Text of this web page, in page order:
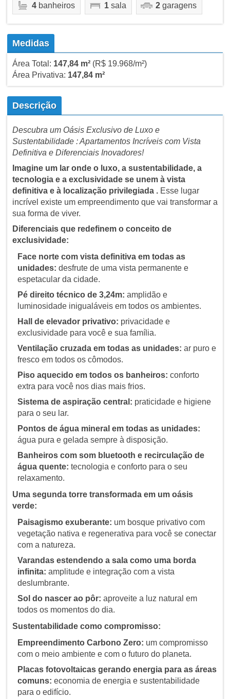
4banheiros 1sala 2garagens
Medidas
Área Total: 147,84 m²(R$ 19.968/m²)
Área Privativa: 147,84 m²
Descrição
Descubra um Oásis Exclusivo de Luxo e
Sustentabilidade : Apartamentos Incríveis com Vista
Definitiva e Diferenciais Inovadores!
Imagine um lar onde o luxo, a sustentabilidade, a
tecnologia e a exclusividade se unem à vista
definitiva e à localização privilegiada .Esse lugar
incrível existe um empreendimento que vai transformar a
sua forma de viver.
Diferenciais que redefinem o conceito de
exclusividade:
Face norte com vista definitiva em todas as
unidades: desfrute de uma vista permanente e
espetacular da cidade.
Pé direito técnico de 3,24m: amplidão e
luminosidade inigualáveis em todos os ambientes.
Hall de elevador privativo: privacidade e
exclusividade para você e sua família.
Ventilação cruzada em todas as unidades: ar puro e
fresco em todos os cômodos.
Piso aquecido em todos os banheiros: conforto
extra para você nos dias mais frios.
Sistema de aspiração central: praticidade e higiene
para o seu lar.
Pontos de água mineral em todas as unidades:
água pura e gelada sempre à disposição.
Banheiros com som bluetooth e recirculação de
água quente: tecnologia e conforto para o seu
relaxamento.
Uma segunda torre transformada em um oásis
verde:
Paisagismo exuberante: um bosque privativo com
vegetação nativa e regenerativa para você se conectar
com a natureza.
Varandas estendendo a sala como uma borda
infinita: amplitude e integração com a vista
deslumbrante.
Sol do nascer ao pôr: aproveite a luz natural em
todos os momentos do dia.
Sustentabilidade como compromisso:
Empreendimento Carbono Zero: um compromisso
com o meio ambiente e com o futuro do planeta.
Placas fotovoltaicas gerando energia para as áreas
comuns: economia de energia e sustentabilidade
para o edifício.